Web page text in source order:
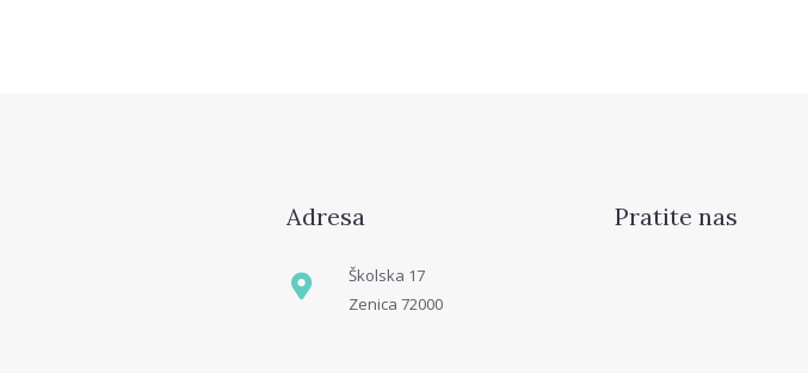
Adresa
Školska 17
Zenica 72000
Pratite nas